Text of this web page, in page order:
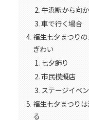
牛浜駅から向
車で行く場合
福生七夕まつり
ぎわい
七夕飾り
市民模擬店
ステージイベ
福生七夕まつり
る